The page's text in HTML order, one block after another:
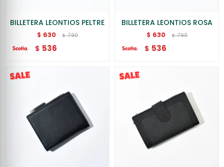
BILLETERA LEONTIOS PELTRE
$ 630 $ 790
$ 536
BILLETERA LEONTIOS ROSA
$ 630 $ 790
$ 536